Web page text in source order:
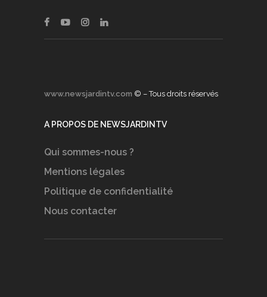
www.newsjardintv.com © – Tous droits réservés
A PROPOS DE NEWSJARDINTV
Qui sommes-nous ?
Mentions légales
Politique de confidentialité
Nous contacter